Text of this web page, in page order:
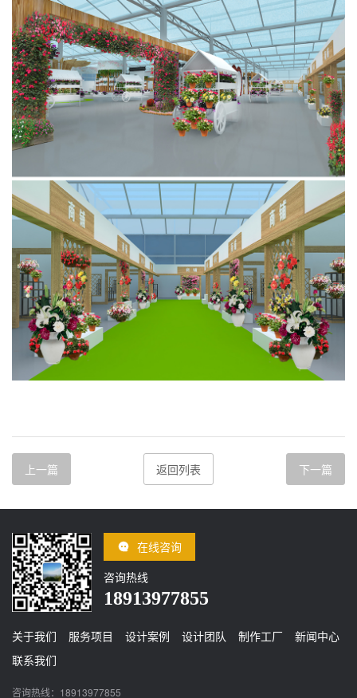
上一篇 返回列表 下一篇
在线咨询
咨询热线
18913977855
关于我们 服务项目 设计案例 设计团队 制作工厂
新闻中心
联系我们
咨询热线：18913977855